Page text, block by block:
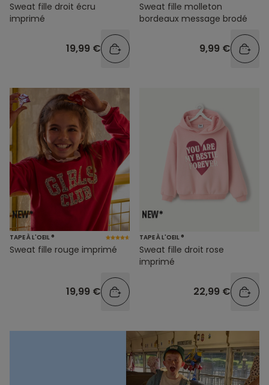
Sweat fille droit écru
imprimé
19,99 €
Sweat fille molleton
bordeaux message brodé
9,99 €
TAPE À L'OEIL ®
Sweat fille rouge imprimé
19,99 €
TAPE À L'OEIL ®
Sweat fille droit rose
imprimé
22,99 €